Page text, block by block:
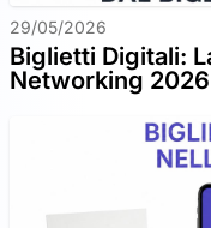
29/05/2026
Biglietti Digitali:
Networking 2026